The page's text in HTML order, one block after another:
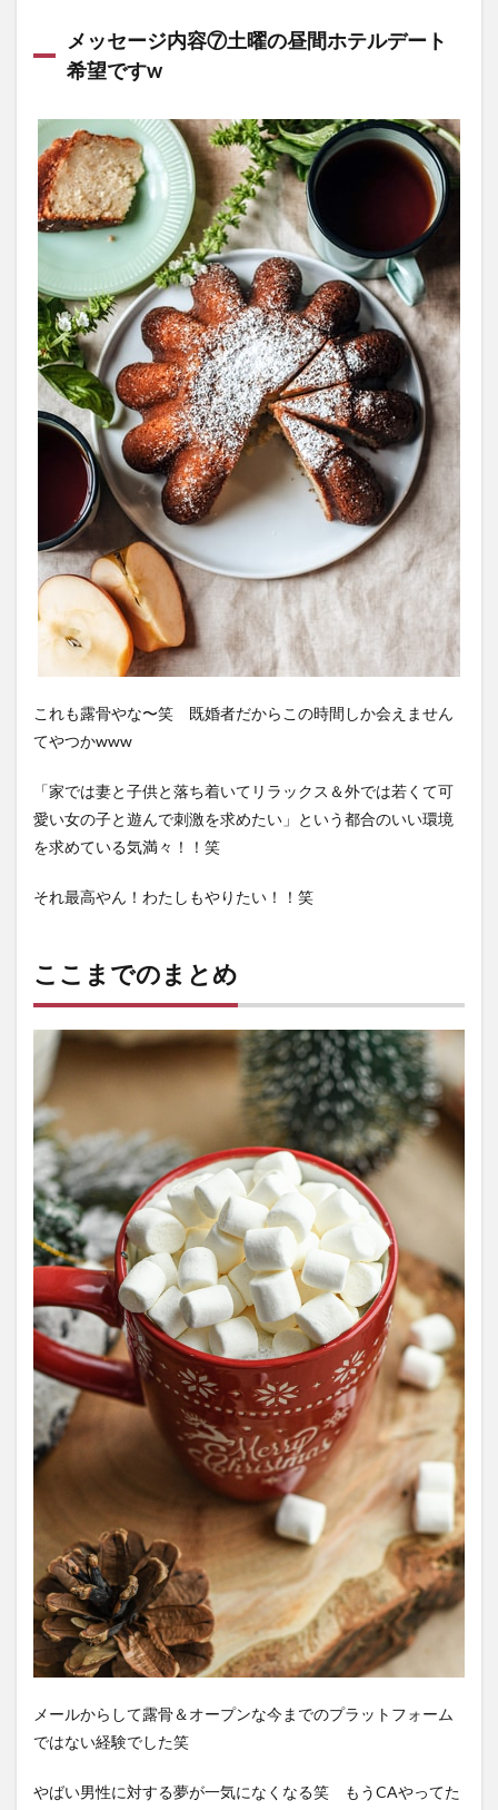
メッセージ内容⑦土曜の昼間ホテルデート
希望ですw
これも露骨やな〜笑 既婚者だからこの時間しか会えません
てやつかwww
「家では妻と子供と落ち着いてリラックス＆外では若くて可
愛い女の子と遊んで刺激を求めたい」という都合のいい環境
を求めている気満々！！笑
それ最高やん！わたしもやりたい！！笑
ここまでのまとめ
メールからして露骨＆オープンな今までのプラットフォーム
ではない経験でした笑
やばい男性に対する夢が一気になくなる笑 もうCAやってた